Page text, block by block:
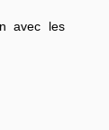
avec les